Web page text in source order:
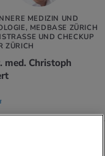
MEDIZIN UND
MEDBASE ZÜRICH
UND CHECKUP
ZÜRICH
med. Christoph